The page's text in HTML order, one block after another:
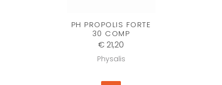
PH PROPOLIS FORTE
30 COMP
€ 21,20
Physalis